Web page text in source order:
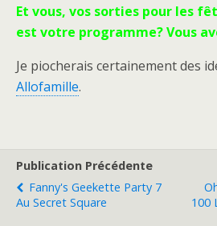
Et vous, vos sorties pour les
est votre programme? Vous
Je piocherais certainement des
Allofamille.
Publication Précédente
Fanny's Geekette Party 7
Au Secret Square
100